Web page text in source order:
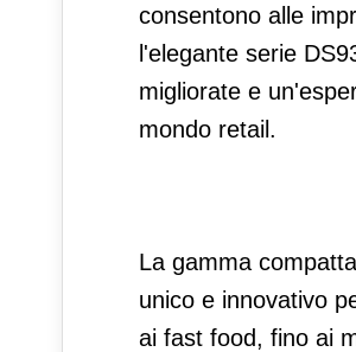
consentono alle
l'elegante serie
migliorate e
mondo retail.
La gamma
unico e innovativo
ai fast food, fino ai